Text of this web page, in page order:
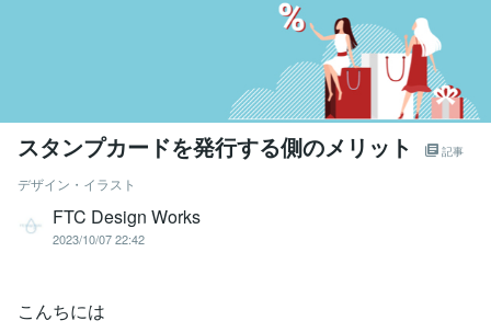
スタンプカードを発行する側のメリット 記事
デザイン・イラスト
FTC Design Works
2023/10/07 22:42
こんちには